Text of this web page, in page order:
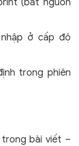
(bắt nguồn
ở cấp độ
trong phiên
bài viết –